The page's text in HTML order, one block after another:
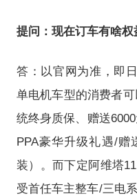
提问：现在订车有啥权
答：以官网为准，即
单电机车型的消费者
统终身质保、赠送
PPA豪华升级礼遇/赠
装）。而下定阿维塔
受首任车主整车/三电